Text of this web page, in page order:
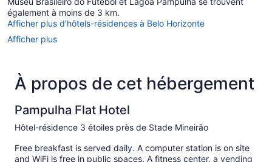
également à moins de 3 km.
Afficher plus d’hôtels-résidences à Belo Horizonte
Afficher plus
À propos de cet hébergement
Pampulha Flat Hotel
Hôtel-résidence 3 étoiles près de Stade Mineirão
Free breakfast is served daily. A computer station is on site
and WiFi is free in public spaces. A fitness center, a vending